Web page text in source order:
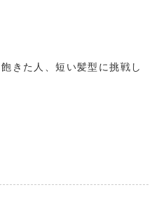
きた人、短い髪型に挑戦し